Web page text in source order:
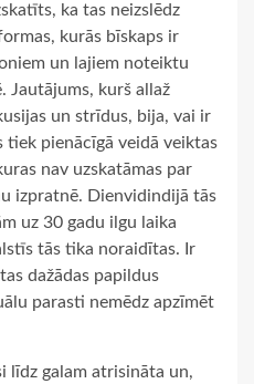
ka tas neizslēdz
kurās bīskaps ir
un lajiem noteiktu
Jautājums, kurš allaž
un strīdus, bija, vai ir
tiek pienācīgā veidā veiktas
nav uzskatāmas par
izpratnē. Dienvidindijā tās
uz 30 gadu ilgu laika
tās tika noraidītas. Ir
dažādas papildus
parasti nemēdz apzīmēt
līdz galam atrisināta un,